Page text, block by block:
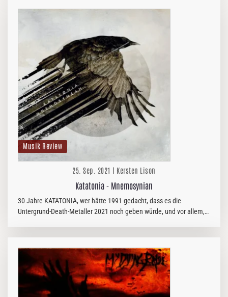
Musik Review
25. Sep. 2021 | Kersten Lison
Katatonia - Mnemosynian
30 Jahre KATATONIA, wer hätte 1991 gedacht, dass es die
Untergrund-Death-Metaller 2021 noch geben würde, und vor allem,